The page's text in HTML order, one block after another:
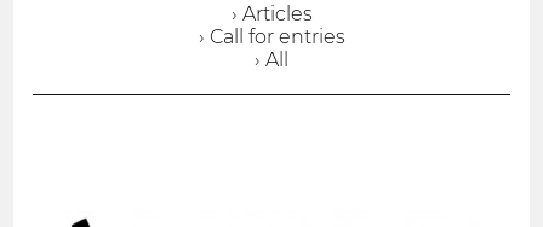
› Articles
› Call for entries
› All